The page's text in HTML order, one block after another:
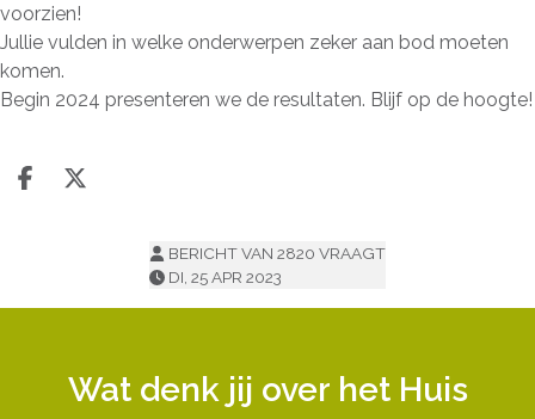
voorzien!
Jullie vulden in welke onderwerpen zeker aan bod moeten
komen.
Begin 2024 presenteren we de resultaten. Blijf op de hoogte!
Deel op facebook
Deel op X
BERICHT VAN 2820 VRAAGT
DI, 25 APR 2023
Wat denk jij over het Huis